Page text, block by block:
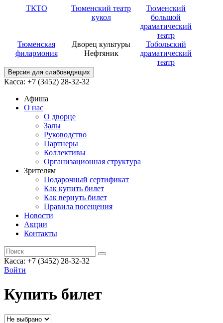
ТКТО
Тюменский театр
кукол
Тюменский
большой
драматический
театр
Тюменская
филармония
Дворец культуры
Нефтяник
Тобольский
драматический
театр
Версия для слабовидящих
Касса: +7 (3452) 28-32-32
Афиша
О нас
О дворце
Залы
Руководство
Партнеры
Коллективы
Организационная структура
Зрителям
Подарочный сертификат
Как купить билет
Как вернуть билет
Правила посещения
Новости
Акции
Контакты
Касса: +7 (3452) 28-32-32
Войти
Купить билет